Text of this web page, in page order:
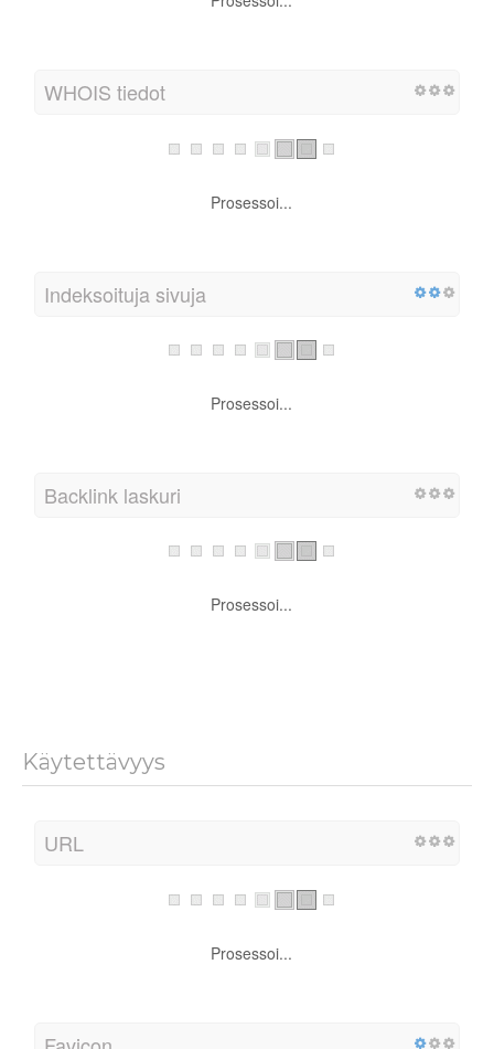
laskutuksen ja teknologian yhteystiedot.